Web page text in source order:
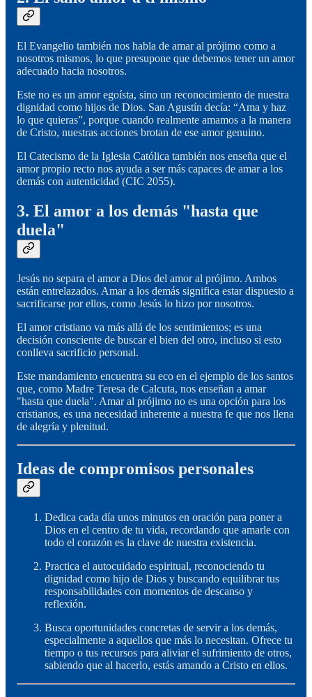
El Evangelio también nos habla de amar al prójimo como a
nosotros mismos, lo que presupone que debemos tener un amor
adecuado hacia nosotros.
Este no es un amor egoísta, sino un reconocimiento de nuestra
dignidad como hijos de Dios. San Agustín decía: “Ama y haz
lo que quieras”, porque cuando realmente amamos a la manera
de Cristo, nuestras acciones brotan de ese amor genuino.
El Catecismo de la Iglesia Católica también nos enseña que el
amor propio recto nos ayuda a ser más capaces de amar a los
demás con autenticidad (CIC 2055).
3. El amor a los demás "hasta que
duela"
Jesús no separa el amor a Dios del amor al prójimo. Ambos
están entrelazados. Amar a los demás significa estar dispuesto a
sacrificarse por ellos, como Jesús lo hizo por nosotros.
El amor cristiano va más allá de los sentimientos; es una
decisión consciente de buscar el bien del otro, incluso si esto
conlleva sacrificio personal.
Este mandamiento encuentra su eco en el ejemplo de los santos
que, como Madre Teresa de Calcuta, nos enseñan a amar
"hasta que duela". Amar al prójimo no es una opción para los
cristianos, es una necesidad inherente a nuestra fe que nos llena
de alegría y plenitud.
Ideas de compromisos personales
Dedica cada día unos minutos en oración para poner a
Dios en el centro de tu vida, recordando que amarle con
todo el corazón es la clave de nuestra existencia.
Practica el autocuidado espiritual, reconociendo tu
dignidad como hijo de Dios y buscando equilibrar tus
responsabilidades con momentos de descanso y
reflexión.
Busca oportunidades concretas de servir a los demás,
especialmente a aquellos que más lo necesitan. Ofrece tu
tiempo o tus recursos para aliviar el sufrimiento de otros,
sabiendo que al hacerlo, estás amando a Cristo en ellos.